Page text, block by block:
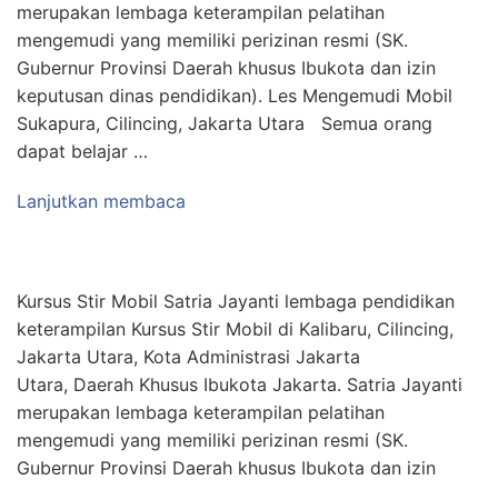
merupakan lembaga keterampilan pelatihan
mengemudi yang memiliki perizinan resmi (SK.
Gubernur Provinsi Daerah khusus Ibukota dan izin
keputusan dinas pendidikan). Les Mengemudi Mobil
Sukapura, Cilincing, Jakarta Utara Semua orang
dapat belajar …
Lanjutkan membaca
Kursus Stir Mobil Satria Jayanti lembaga pendidikan
keterampilan Kursus Stir Mobil di Kalibaru, Cilincing,
Jakarta Utara, Kota Administrasi Jakarta
Utara, Daerah Khusus Ibukota Jakarta. Satria Jayanti
merupakan lembaga keterampilan pelatihan
mengemudi yang memiliki perizinan resmi (SK.
Gubernur Provinsi Daerah khusus Ibukota dan izin